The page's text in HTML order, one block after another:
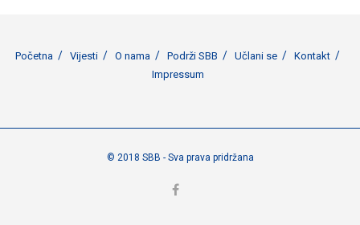
Početna Vijesti O nama Podrži SBB Učlani se
Kontakt
Impressum
© 2018 SBB - Sva prava pridržana